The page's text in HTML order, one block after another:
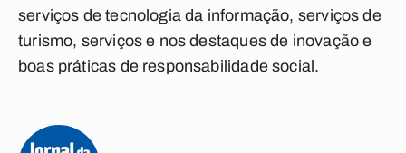
serviços de tecnologia da informação, serviços de
turismo, serviços e nos destaques de inovação e
boas práticas de responsabilidade social.